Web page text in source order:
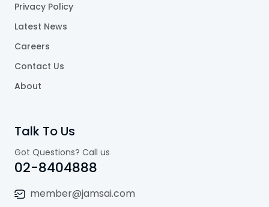
Privacy Policy
Latest News
Careers
Contact Us
About
Talk To Us
Got Questions? Call us
02-8404888
member@jamsai.com